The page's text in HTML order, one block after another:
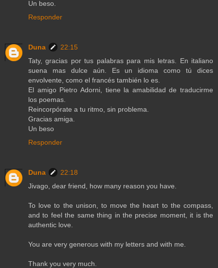
Un beso.
Responder
Duna
22:15
Taty, gracias por tus palabras para mis letras. En italiano
suena mas dulce aún. Es un idioma como tú dices
envolvente, como el francés también lo es.
El amigo Pietro Adorni, tiene la amabilidad de traducirme
los poemas.
Reincorpórate a tu ritmo, sin problema.
Gracias amiga.
Un beso
Responder
Duna
22:18
Jivago, dear friend, how many reason you have.
To love to the unison, to move the heart to the compass,
and to feel the same thing in the precise moment, it is the
authentic love.
You are very generous with my letters and with me.
Thank you very much.